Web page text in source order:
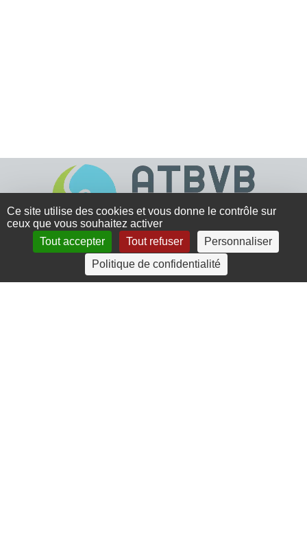
4 rue Crec’h-Ugen
22810 Belle Isle en Terre
Ce site utilise des cookies et vous donne le contrôle sur
ceux que vous souhaitez activer
Tout accepter
Tout refuser
Personnaliser
Politique de confidentialité